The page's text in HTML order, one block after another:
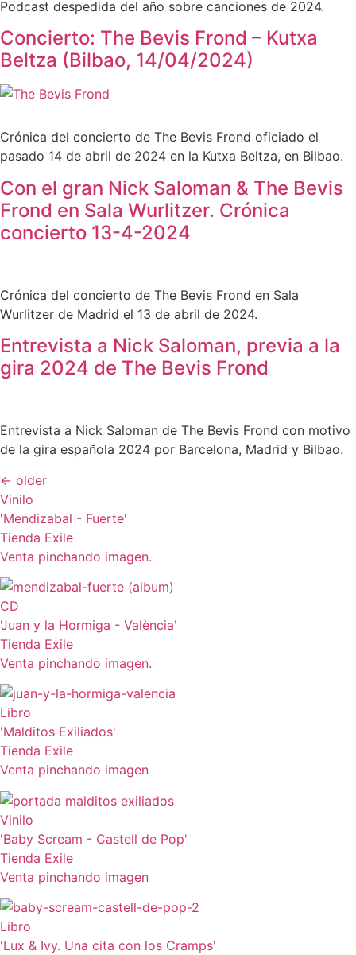
Podcast despedida del año sobre canciones de 2024.
Concierto: The Bevis Frond – Kutxa
Beltza (Bilbao, 14/04/2024)
Crónica del concierto de The Bevis Frond oficiado el
pasado 14 de abril de 2024 en la Kutxa Beltza, en Bilbao.
Con el gran Nick Saloman & The Bevis
Frond en Sala Wurlitzer. Crónica
concierto 13-4-2024
Crónica del concierto de The Bevis Frond en Sala
Wurlitzer de Madrid el 13 de abril de 2024.
Entrevista a Nick Saloman, previa a la
gira 2024 de The Bevis Frond
Entrevista a Nick Saloman de The Bevis Frond con motivo
de la gira española 2024 por Barcelona, Madrid y Bilbao.
← older
Vinilo
'Mendizabal - Fuerte'
Tienda Exile
Venta pinchando imagen.
CD
'Juan y la Hormiga - València'
Tienda Exile
Venta pinchando imagen.
Libro
'Malditos Exiliados'
Tienda Exile
Venta pinchando imagen
Vinilo
'Baby Scream - Castell de Pop'
Tienda Exile
Venta pinchando imagen
Libro
'Lux & Ivy. Una cita con los Cramps'